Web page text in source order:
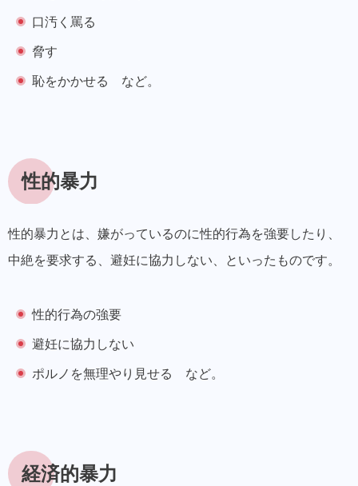
口汚く罵る
脅す
恥をかかせる など。
性的暴力
性的暴力とは、嫌がっているのに性的行為を強要したり、
中絶を要求する、避妊に協力しない、といったものです。
性的行為の強要
避妊に協力しない
ポルノを無理やり見せる など。
経済的暴力